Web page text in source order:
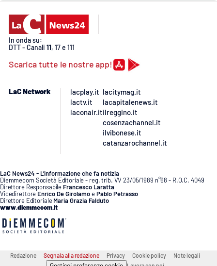
In onda su:
DTT - Canali 11, 17 e 111
Scarica tutte le nostre app!
LaC Network
lacplay.it
lactv.it
laconair.it
lacitymag.it
lacapitalenews.it
ilreggino.it
cosenzachannel.it
ilvibonese.it
catanzarochannel.it
LaC News24 - L’informazione che fa notizia
Diemmecom Società Editoriale - reg. trib. VV 23/05/1989 n°68 - R.O.C. 4049
Direttore Responsabile Francesco Laratta
Vicedirettore Enrico De GirolamoePablo Petrasso
Direttore Editoriale Maria Grazia Falduto
www.diemmecom.it
Redazione Segnala alla redazione Privacy Cookie policy Note legali